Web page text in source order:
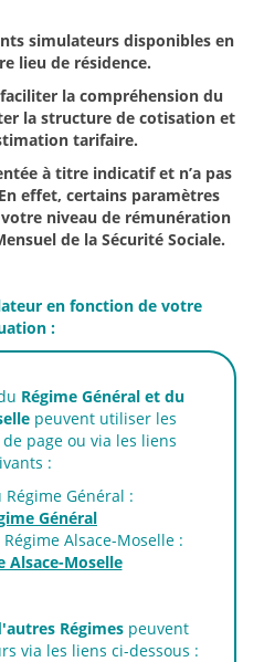
simulateurs disponibles en
lieu de résidence.
la compréhension du
la structure de cotisation et
tarifaire.
à titre indicatif et n’a pas
effet, certains paramètres
niveau de rémunération
de la Sécurité Sociale.
en fonction de votre
:
Régime Général et du
peuvent utiliser les
page ou via les liens
:
Régime Général :
Général
Alsace-Moselle :
Alsace-Moselle
Régimes peuvent
via les liens ci-dessous :